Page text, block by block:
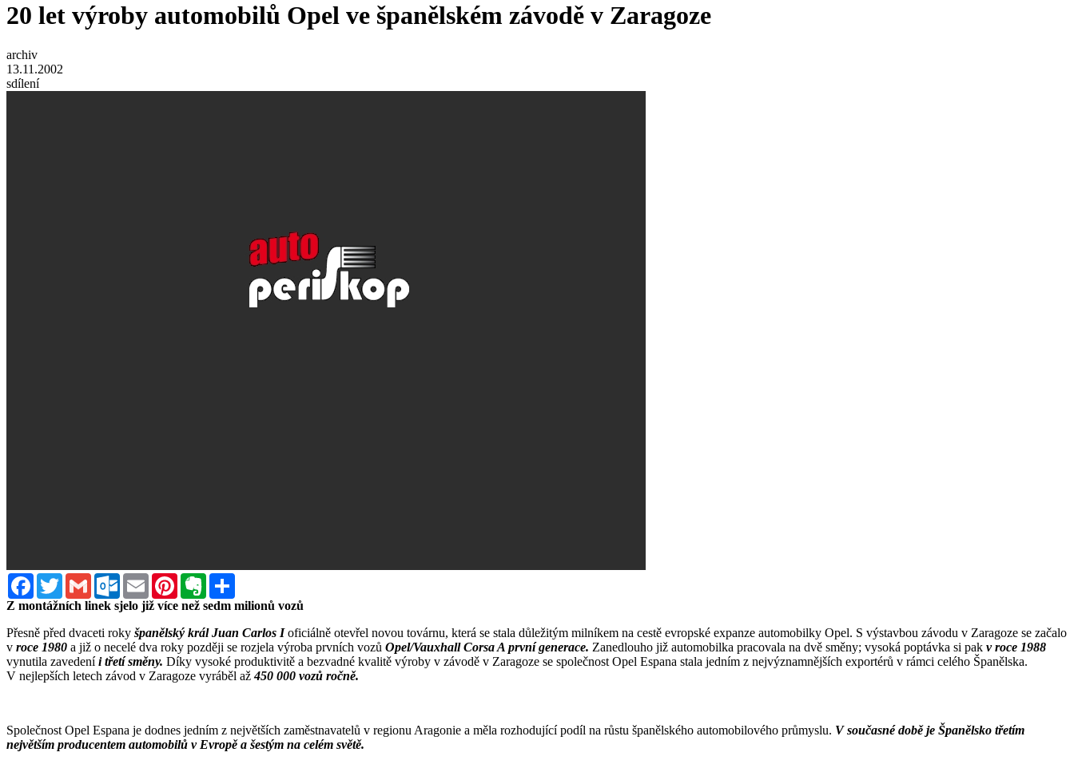
20 let výroby automobilů Opel ve španělském závodě v Zaragoze
archiv
13.11.2002
sdílení
FacebookTwitterGmail Outlook.com
Email PinterestEvernote
Z montážních linek sjelo již více než sedm milionů vozů
Přesně před dvaceti roky španělský král Juan Carlos Ioficiálně otevřel novou továrnu, která se stala důležitým milníkem na cestě evropské expanze automobilky Opel. S výstavbou závodu v Zaragoze se začalo
v roce 1980 a již o necelé dva roky později se rozjela výroba prvních vozů Opel/Vauxhall Corsa A první generace. Zanedlouho již automobilka pracovala na dvě směny; vysoká poptávka si pak v roce 1988
vynutila zavedeníi třetí směny. Díky vysoké produktivitě a bezvadné kvalitě výroby v závodě v Zaragoze se společnost Opel Espana stala jedním z nejvýznamnějších exportérů v rámci celého Španělska.
V nejlepších letech závod v Zaragoze vyráběl až450 000 vozů ročně.
Společnost Opel Espana je dodnes jedním z největších zaměstnavatelů v regionu Aragonie a měla rozhodující podíl na růstu španělského automobilového průmyslu. V současné době je Španělsko třetím
největším producentem automobilů v Evropě a šestým na celém světě.